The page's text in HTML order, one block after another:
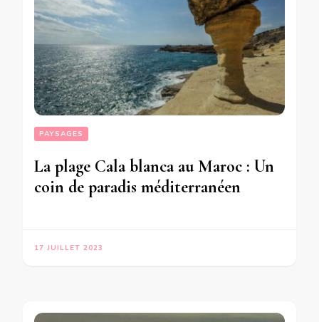
PAYSAGES
La plage Cala blanca au Maroc : Un
coin de paradis méditerranéen
17 JUILLET 2023